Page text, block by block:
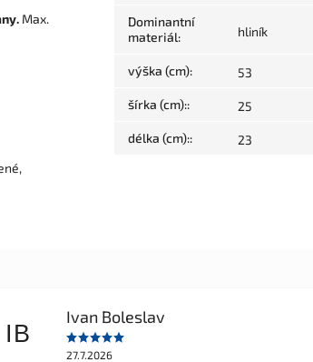
Max.
Dominantní
materiál: hliník
výška (cm): 53
šírka (cm):: 25
délka (cm):: 23
IB
Ivan Boleslav
27.7.2026